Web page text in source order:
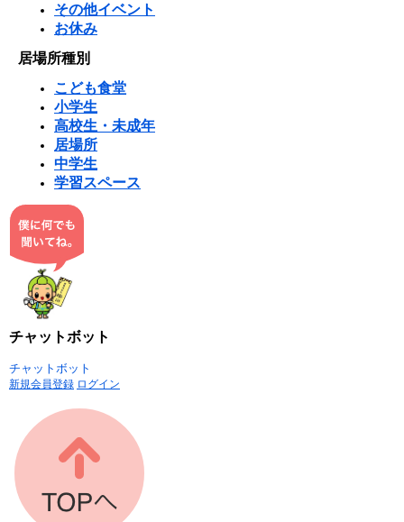
その他イベント
お休み
居場所種別
こども食堂
小学生
高校生・未成年
居場所
中学生
学習スペース
チャットボット
チャットボット
新規会員登録 ログイン